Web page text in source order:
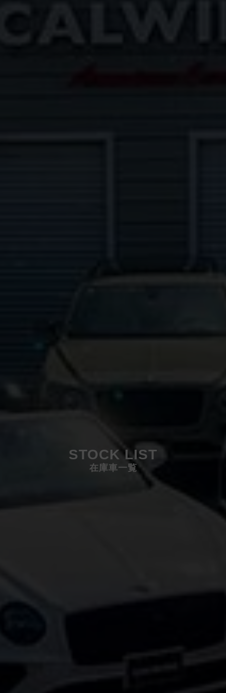
STOCK LIST
在庫車一覧